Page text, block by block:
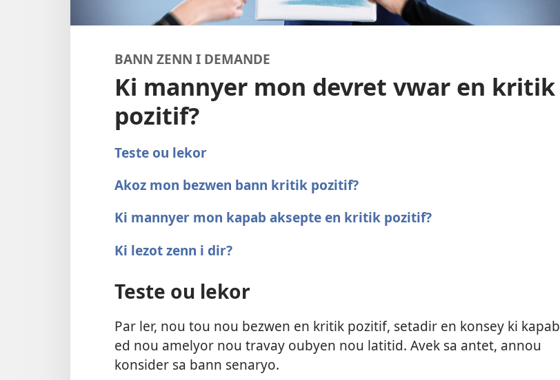
BANN ZENN I DEMANDE
Ki mannyer mon devret vwar en kritik
pozitif?
Teste ou lekor
Akoz mon bezwen bann kritik pozitif?
Ki mannyer mon kapab aksepte en kritik pozitif?
Ki lezot zenn i dir?
Teste ou lekor
Par ler, nou tou nou bezwen en kritik pozitif, setadir en konsey ki kapab
ed nou amelyor nou travay oubyen nou latitid. Avek sa antet, annou
konsider sa bann senaryo.